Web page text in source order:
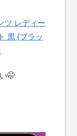
ツ レディー
黒 (ブラッ
🤭